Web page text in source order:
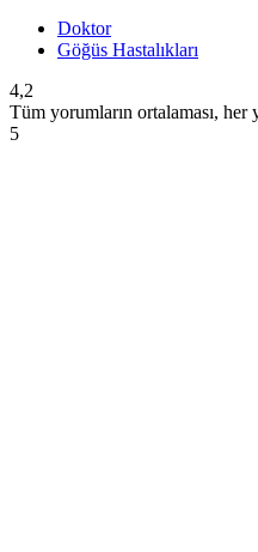
Doktor
Göğüs Hastalıkları
4,2
Tüm yorumların ortalaması,
5